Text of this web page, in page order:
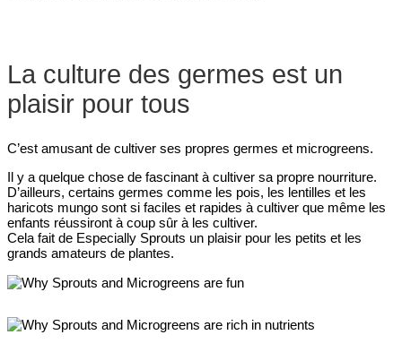
La culture des germes est un
plaisir pour tous
C’est amusant de cultiver ses propres germes et microgreens.
Il y a quelque chose de fascinant à cultiver sa propre nourriture.
D’ailleurs, certains germes comme les pois, les lentilles et les
haricots mungo sont si faciles et rapides à cultiver que même les
enfants réussiront à coup sûr à les cultiver.
Cela fait de Especially Sprouts un plaisir pour les petits et les
grands amateurs de plantes.